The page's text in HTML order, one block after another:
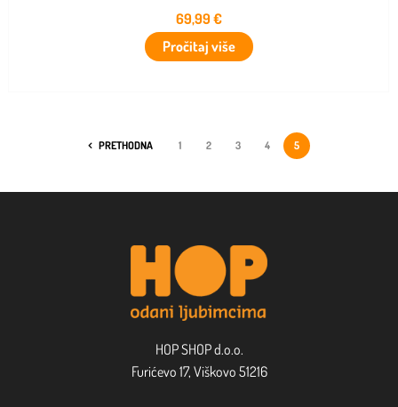
69,99€
Pročitaj više
PRETHODNA 1 2 3 4 5
HOP SHOP d.o.o.
Furićevo 17, Viškovo 51216